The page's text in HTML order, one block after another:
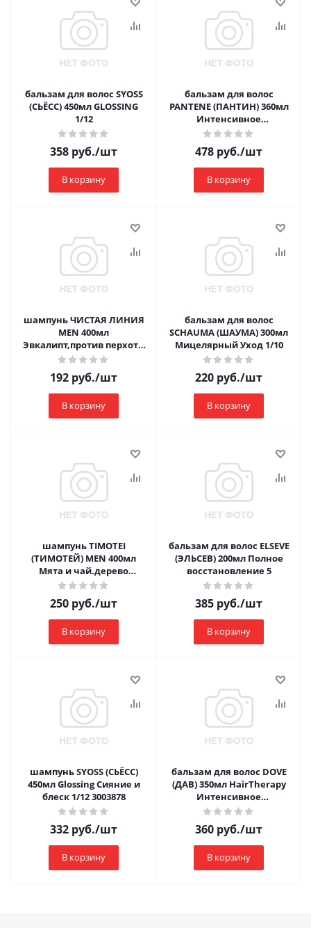
бальзам для волос SYOSS
(СЬЁСС) 450мл GLOSSING
1/12
358 руб./шт
В корзину
бальзам для волос
PANTENE (ПАНТИН) 360мл
Интенсивное
восстановление
478 руб./шт
В корзину
шампунь ЧИСТАЯ ЛИНИЯ
MEN 400мл
Эвкалипт,против перхоти
1/12
192 руб./шт
В корзину
бальзам для волос
SCHAUMA (ШАУМА) 300мл
Мицелярный Уход 1/10
220 руб./шт
В корзину
шампунь TIMOTEI
(ТИМОТЕЙ) MEN 400мл
Мята и чай.дерево
Против перхоти
250 руб./шт
В корзину
бальзам для волос ELSEVE
(ЭЛЬСЕВ) 200мл Полное
восстановление 5
385 руб./шт
В корзину
шампунь SYOSS (СЬЁСС)
450мл Glossing Сияние и
блеск 1/12 3003878
332 руб./шт
В корзину
бальзам для волос DOVE
(ДАВ) 350мл HairTherapy
Интенсивное
восстановление 1/10
360 руб./шт
В корзину